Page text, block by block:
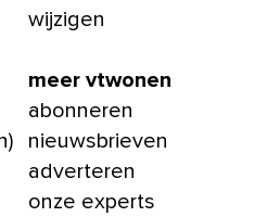
wijzigen
meer vtwonen
abonneren
nieuwsbrieven
adverteren
onze experts